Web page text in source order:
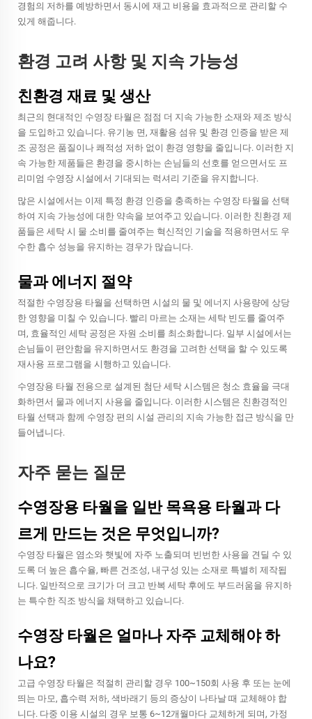
경험의 저하를 예방하면서 동시에 재고 비용을 효과적으로 관리할 수
있게 해줍니다.
환경 고려 사항 및 지속 가능성
친환경 재료 및 생산
최근의 현대적인 수영장 타월은 점점 더 지속 가능한 소재와 제조 방식
을 도입하고 있습니다. 유기농 면, 재활용 섬유 및 환경 인증을 받은 제
조 공정은 품질이나 쾌적성 저하 없이 환경 영향을 줄입니다. 이러한 지
속 가능한 제품들은 환경을 중시하는 손님들의 선호를 얻으면서도 프
리미엄 수영장 시설에서 기대되는 럭셔리 기준을 유지합니다.
많은 시설에서는 이제 특정 환경 인증을 충족하는 수영장 타월을 선택
하여 지속 가능성에 대한 약속을 보여주고 있습니다. 이러한 친환경 제
품들은 세탁 시 물 소비를 줄여주는 혁신적인 기술을 적용하면서도 우
수한 흡수 성능을 유지하는 경우가 많습니다.
물과 에너지 절약
적절한 수영장용 타월을 선택하면 시설의 물 및 에너지 사용량에 상당
한 영향을 미칠 수 있습니다. 빨리 마르는 소재는 세탁 빈도를 줄여주
며, 효율적인 세탁 공정은 자원 소비를 최소화합니다. 일부 시설에서는
손님들이 편안함을 유지하면서도 환경을 고려한 선택을 할 수 있도록
재사용 프로그램을 시행하고 있습니다.
수영장용 타월 전용으로 설계된 첨단 세탁 시스템은 청소 효율을 극대
화하면서 물과 에너지 사용을 줄입니다. 이러한 시스템은 친환경적인
타월 선택과 함께 수영장 편의 시설 관리의 지속 가능한 접근 방식을 만
들어냅니다.
자주 묻는 질문
수영장용 타월을 일반 목욕용 타월과 다
르게 만드는 것은 무엇입니까?
수영장 타월은 염소와 햇빛에 자주 노출되며 빈번한 사용을 견딜 수 있
도록 더 높은 흡수율, 빠른 건조성, 내구성 있는 소재로 특별히 제작됩
니다. 일반적으로 크기가 더 크고 반복 세탁 후에도 부드러움을 유지하
는 특수한 직조 방식을 채택하고 있습니다.
수영장 타월은 얼마나 자주 교체해야 하
나요?
고급 수영장 타월은 적절히 관리할 경우 100~150회 사용 후 또는 눈에
띄는 마모, 흡수력 저하, 색바래기 등의 증상이 나타날 때 교체해야 합
니다. 다중 이용 시설의 경우 보통 6~12개월마다 교체하게 되며, 가정